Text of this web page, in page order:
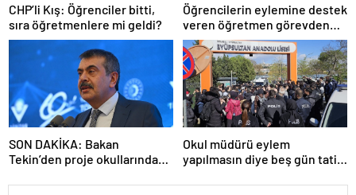
CHP’li Kış: Öğrenciler bitti,
sıra öğretmenlere mi geldi?
Öğrencilerin eylemine destek
veren öğretmen görevden
uzaklaştırıldı
SON DAKİKA: Bakan
Tekin’den proje okullarındaki
Okul müdürü eylem
yapılmasın diye beş gün tatil